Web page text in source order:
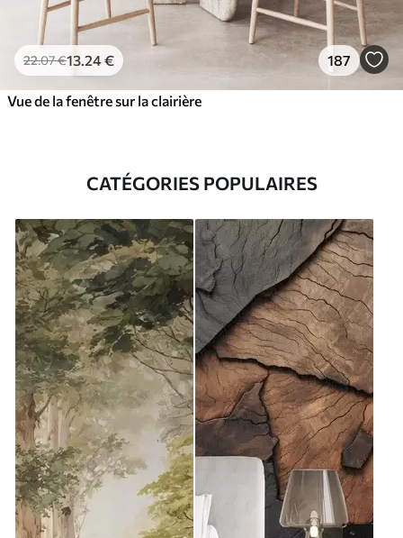
22.07€13 .24€ 187
Vue de la fenêtre sur la clairière
CATÉGORIES POPULAIRES